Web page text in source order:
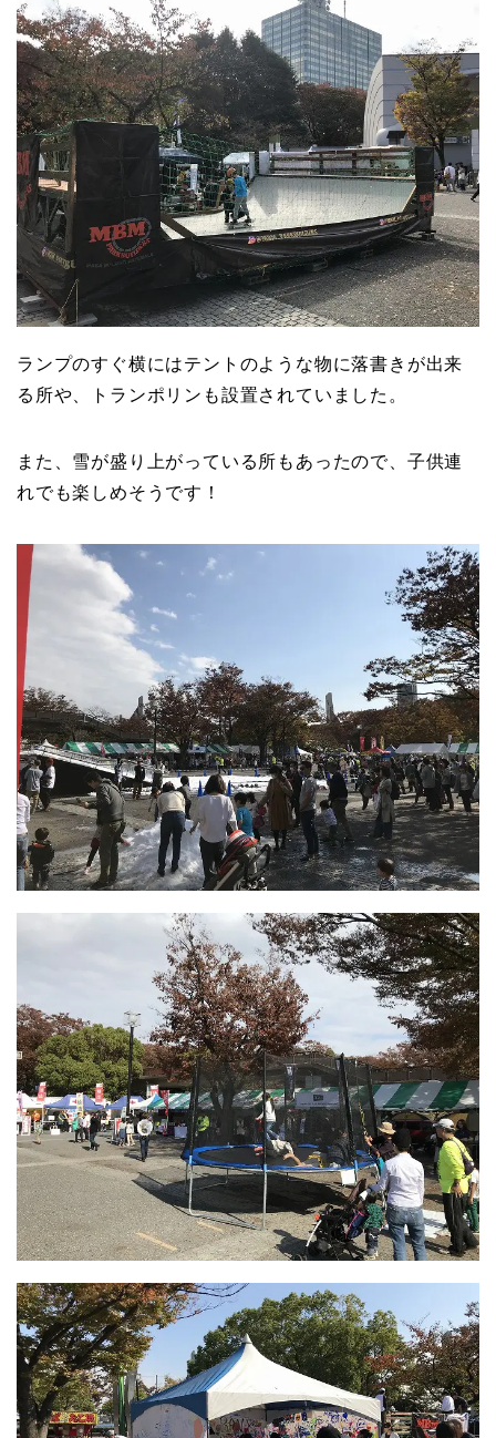
ランプのすぐ横にはテントのような物に落書きが出来
る所や、トランポリンも設置されていました。
また、雪が盛り上がっている所もあったので、子供連
れでも楽しめそうです！